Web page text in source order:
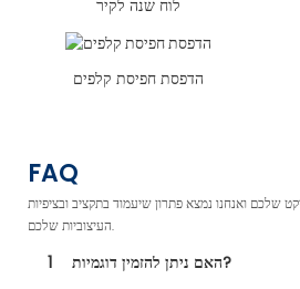
לוח שנה לקיר
הדפסת חפיסת קלפים
FAQ
שלכם ואנחנו נמצא פתרון שיעמוד בתקציב ובציפיות
העיצוביות שלכם.
1
האם ניתן להזמין דוגמיות?